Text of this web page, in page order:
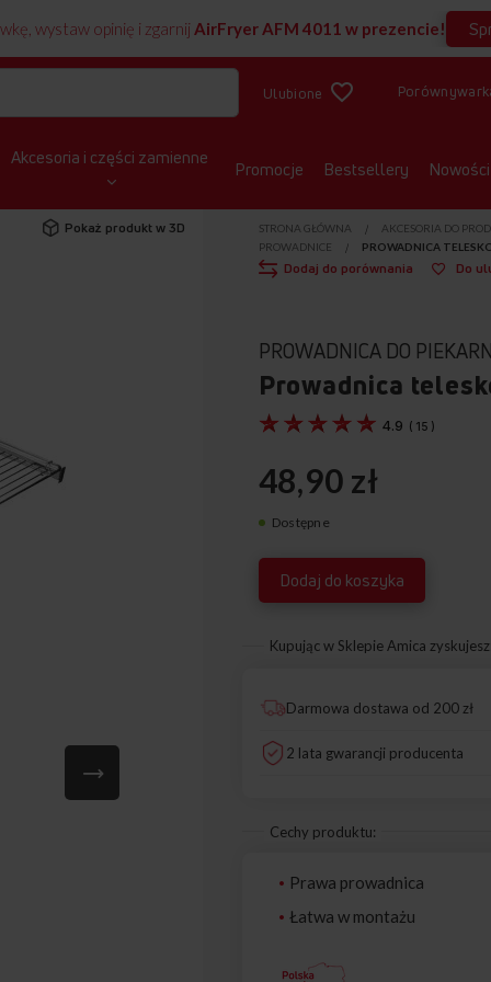
wystaw opinię i zgarnij AirFryer AFM 4011 w prezencie!
Ulubione
Akcesoria i części zamienne Promocje Bestsellery Nowości
Pokaż produkt w 3D STRONA GŁÓWNA
AKCESORIA DO
PROWADNICE
PROWADNICA
Dodaj do porównania Do
PROWADNICA DO
Prowadnica
4.9 ( 15 )
48,90 zł
Dostępne
Dodaj do koszyka
Kupując w Sklepie Amica
Darmowa dostawa od 200 zł
2 lata gwarancji producenta
Cechy produktu:
Prawa prowadnica
Łatwa w montażu